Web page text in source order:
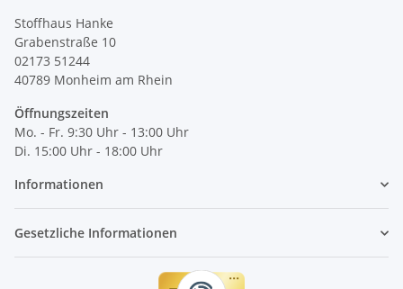
Stoffhaus Hanke
Grabenstraße 10
02173 51244
40789 Monheim am Rhein
Öffnungszeiten
Mo. - Fr. 9:30 Uhr - 13:00 Uhr
Di. 15:00 Uhr - 18:00 Uhr
Informationen
Gesetzliche Informationen